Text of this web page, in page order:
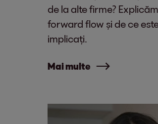
de la alte firme?
forward flow și de ce
implicați.
Mai multe